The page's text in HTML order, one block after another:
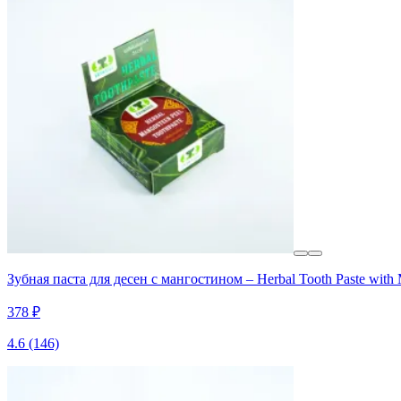
Зубная паста для десен с мангостином – Herbal Tooth Paste with
378 ₽
4.6 (146)